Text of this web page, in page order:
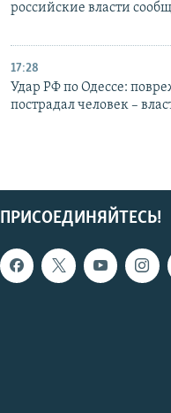
российские власти
17:28
Удар РФ по Одессе:
пострадал человек –
ПРИСОЕДИНЯЙТЕСЬ!